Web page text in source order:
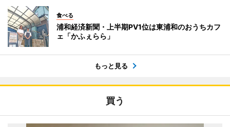
食べる
浦和経済新聞・上半期PV1位は東浦和のおうちカフ
ェ「かふぇらら」
もっと見る
買う